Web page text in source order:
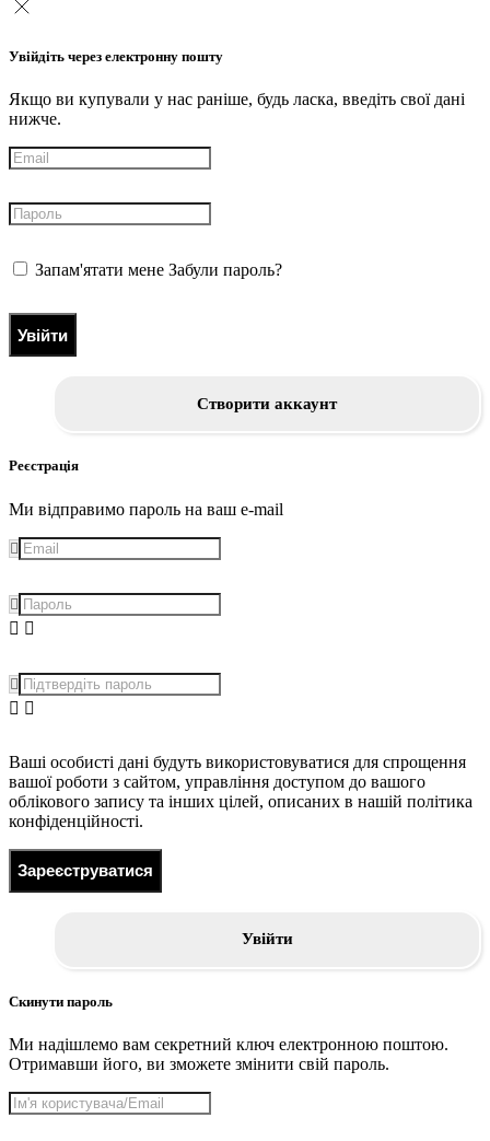
Увійдіть через електронну пошту
Якщо ви купували у нас раніше, будь ласка, введіть свої дані
нижче.
Запам'ятати мене Забули пароль?
Увійти
Створити аккаунт
Реєстрація
Ми відправимо пароль на ваш e-mail
Ваші особисті дані будуть використовуватися для спрощення
вашої роботи з сайтом, управління доступом до вашого
облікового запису та інших цілей, описаних в нашій політика
конфіденційності.
Зареєструватися
Увійти
Скинути пароль
Ми надішлемо вам секретний ключ електронною поштою.
Отримавши його, ви зможете змінити свій пароль.